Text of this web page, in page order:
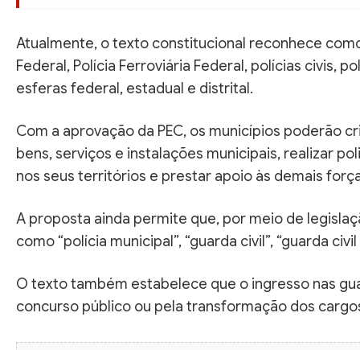
Atualmente, o texto constitucional reconhece
Federal, Polícia Ferroviária Federal, polícias civis,
esferas federal, estadual e distrital.
Com a aprovação da PEC, os municípios poderão
bens, serviços e instalações municipais, realizar
nos seus territórios e prestar apoio às demais
A proposta ainda permite que, por meio de
como “polícia municipal”, “guarda civil”, “guarda
O texto também estabelece que o ingresso nas
concurso público ou pela transformação dos